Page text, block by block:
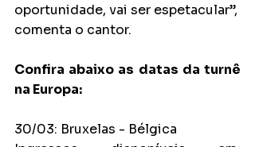
oportunidade, vai ser espetacular”,
comenta o cantor.
Confira abaixo as datas da turnê
na Europa:
30/03: Bruxelas - Bélgica